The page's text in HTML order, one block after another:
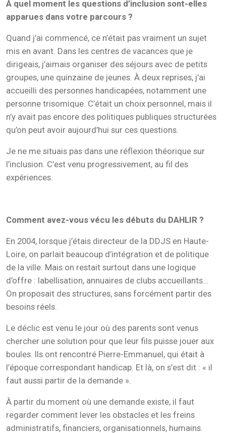
À quel moment les questions d’inclusion sont-elles
apparues dans votre parcours ?
Quand j’ai commencé, ce n’était pas vraiment un sujet
mis en avant. Dans les centres de vacances que je
dirigeais, j’aimais organiser des séjours avec de petits
groupes, une quinzaine de jeunes. À deux reprises, j’ai
accueilli des personnes handicapées, notamment une
personne trisomique. C’était un choix personnel, mais il
n’y avait pas encore des politiques publiques structurées
qu’on peut avoir aujourd’hui sur ces questions.
Je ne me situais pas dans une réflexion théorique sur
l’inclusion. C’est venu progressivement, au fil des
expériences.
Comment avez-vous vécu les débuts du DAHLIR ?
En 2004, lorsque j’étais directeur de la DDJS en Haute-
Loire, on parlait beaucoup d’intégration et de politique
de la ville. Mais on restait surtout dans une logique
d’offre : labellisation, annuaires de clubs accueillants…
On proposait des structures, sans forcément partir des
besoins réels.
Le déclic est venu le jour où des parents sont venus
chercher une solution pour que leur fils puisse jouer aux
boules. Ils ont rencontré Pierre-Emmanuel, qui était à
l’époque correspondant handicap. Et là, on s’est dit : « il
faut aussi partir de la demande ».
À partir du moment où une demande existe, il faut
regarder comment lever les obstacles et les freins
administratifs, financiers, organisationnels, humains.